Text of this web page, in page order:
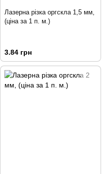
Лазерна різка оргскла 1,5 мм,
(ціна за 1 п. м.)
3.84 грн